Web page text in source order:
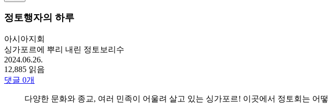
정토행자의 하루
아시아지회
싱가포르에 뿌리 내린 정토보리수
2024.06.26.
12,885 읽음
댓글 0개
다양한 문화와 종교, 여러 민족이 어울려 살고 있는 싱가포르! 이곳에서 정토회는 어